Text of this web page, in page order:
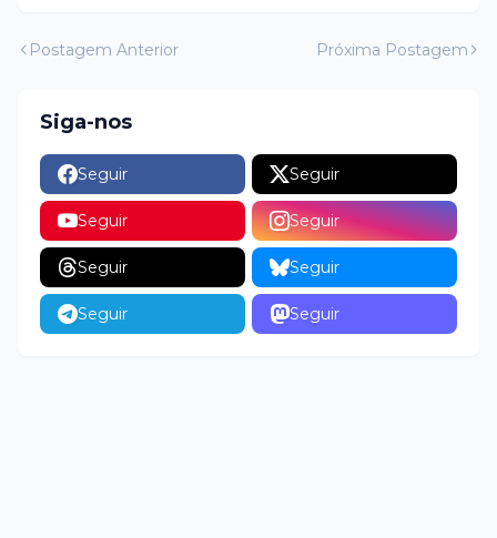
Postagem Anterior Próxima Postagem
Siga-nos
Seguir Seguir
Seguir Seguir
Seguir Seguir
Seguir Seguir